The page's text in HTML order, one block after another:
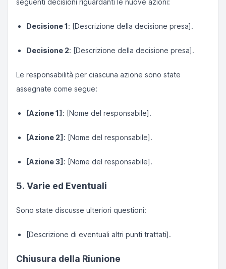
seguenti decisioni riguardanti le nuove azioni:
Decisione 1: [Descrizione della decisione presa].
Decisione 2: [Descrizione della decisione presa].
Le responsabilità per ciascuna azione sono state
assegnate come segue:
[Azione 1] : [Nome del responsabile].
[Azione 2] : [Nome del responsabile].
[Azione 3] : [Nome del responsabile].
5. Varie ed Eventuali
Sono state discusse ulteriori questioni:
[Descrizione di eventuali altri punti trattati].
Chiusura della Riunione